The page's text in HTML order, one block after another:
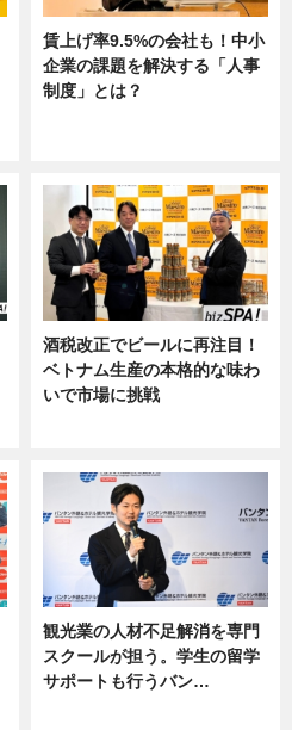
賃上げ率9.5%の会社も！中小
企業の課題を解決する「人事
制度」とは？
酒税改正でビールに再注目！
ベトナム生産の本格的な味わ
いで市場に挑戦
観光業の人材不足解消を専門
スクールが担う。学生の留学
サポートも行うバン…